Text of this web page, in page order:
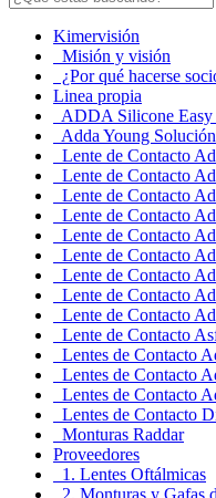
Kimervisión
Misión y visión
¿Por qué hacerse
Linea propia
ADDA Silicone
Adda Young
Lente de Contacto
Lente de Contacto
Lente de Contacto
Lente de Contacto
Lente de Contacto
Lente de Contacto
Lente de Contacto
Lente de Contacto
Lente de Contacto
Lente de Contacto
Lentes de Contacto
Lentes de Contacto
Lentes de Contacto
Lentes de Contacto
Monturas Raddar
Proveedores
1. Lentes Oftálmicas
2. Monturas y Gafas